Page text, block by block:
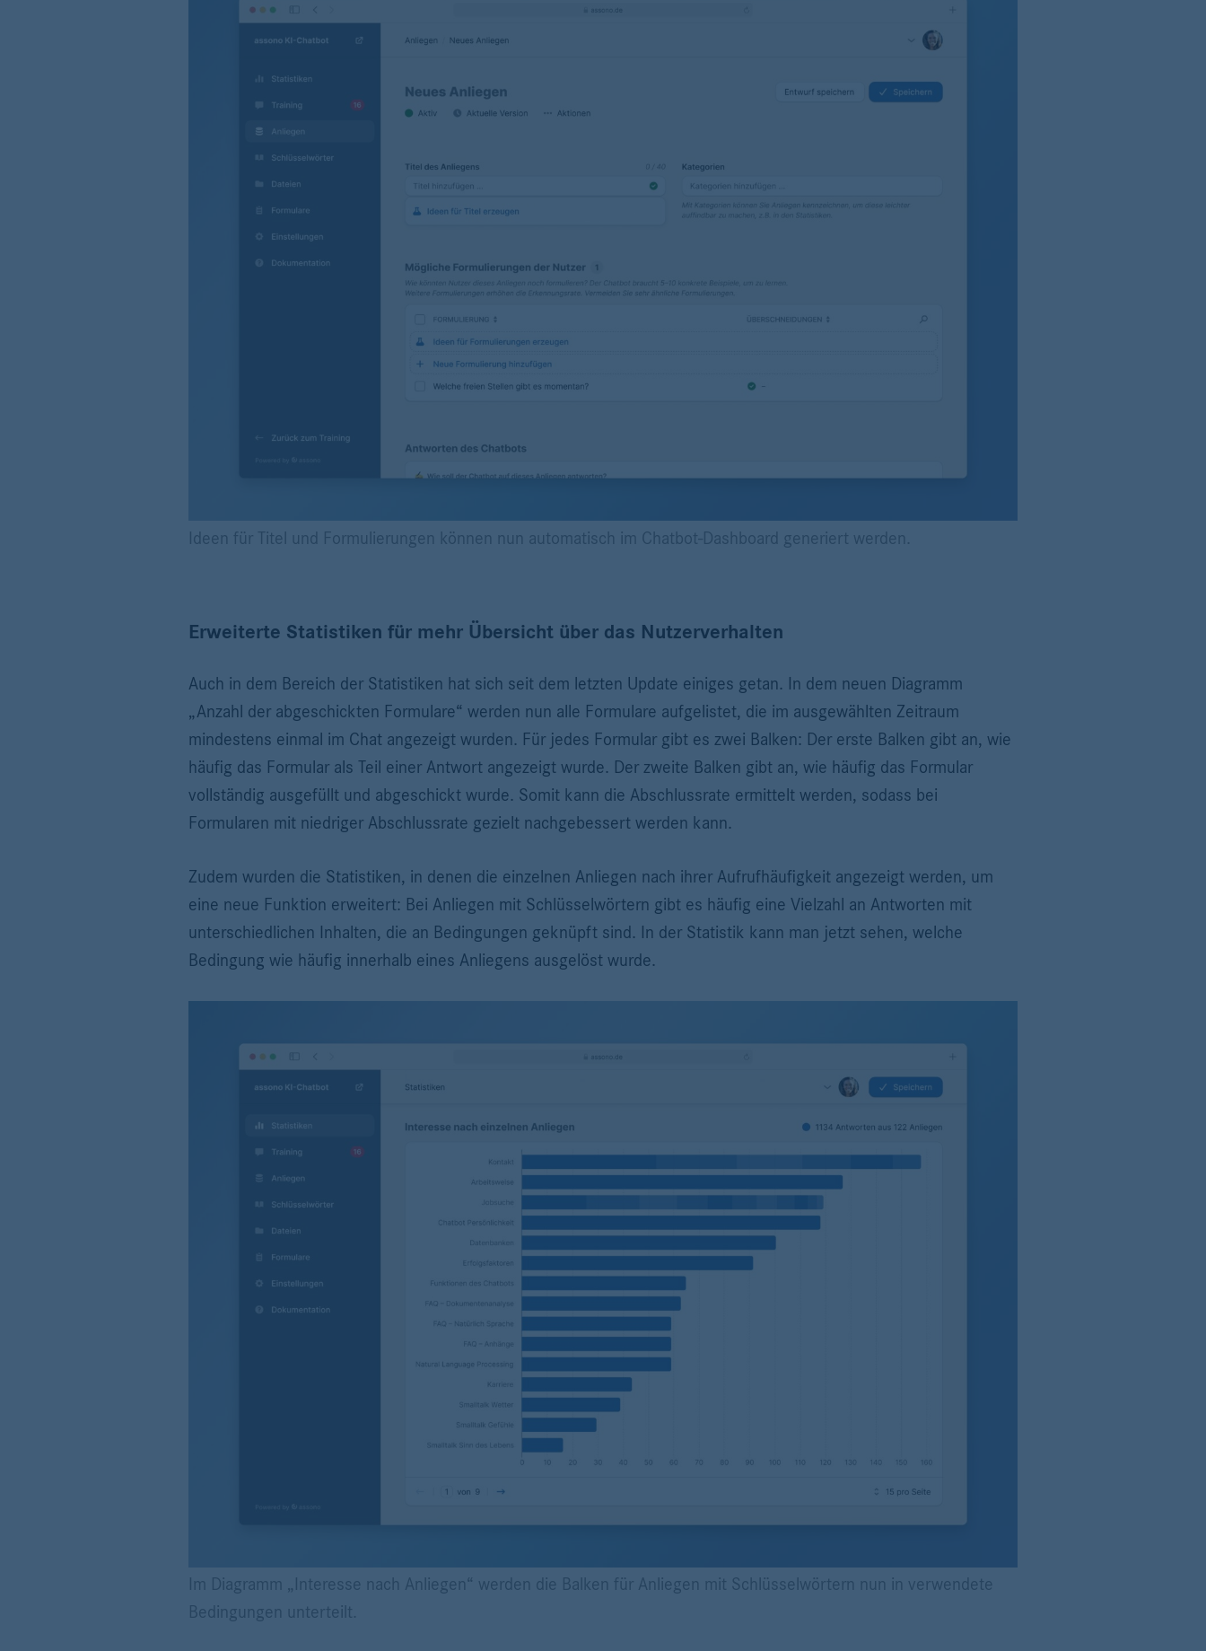
Ideen für Titel und Formulierungen können nun automatisch im Chatbot-Dashboard generiert werden.
Erweiterte Statistiken für mehr Übersicht über das Nutzerverhalten
Auch in dem Bereich der Statistiken hat sich seit dem letzten Update einiges getan. In dem neuen Diagramm
„Anzahl der abgeschickten Formulare“ werden nun alle Formulare aufgelistet, die im ausgewählten Zeitraum
mindestens einmal im Chat angezeigt wurden. Für jedes Formular gibt es zwei Balken: Der erste Balken gibt an, wie
häufig das Formular als Teil einer Antwort angezeigt wurde. Der zweite Balken gibt an, wie häufig das Formular
vollständig ausgefüllt und abgeschickt wurde. Somit kann die Abschlussrate ermittelt werden, sodass bei
Formularen mit niedriger Abschlussrate gezielt nachgebessert werden kann.
Zudem wurden die Statistiken, in denen die einzelnen Anliegen nach ihrer Aufrufhäufigkeit angezeigt werden, um
eine neue Funktion erweitert: Bei Anliegen mit Schlüsselwörtern gibt es häufig eine Vielzahl an Antworten mit
unterschiedlichen Inhalten, die an Bedingungen geknüpft sind. In der Statistik kann man jetzt sehen, welche
Bedingung wie häufig innerhalb eines Anliegens ausgelöst wurde.
Im Diagramm „Interesse nach Anliegen“ werden die Balken für Anliegen mit Schlüsselwörtern nun in verwendete
Bedingungen unterteilt.